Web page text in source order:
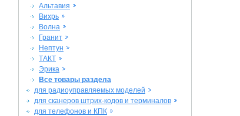
Альтавия
Вихрь
Волна
Гранит
Нептун
ТАКТ
Эрика
Все товары раздела
для радиоуправляемых моделей
для сканеров штрих-кодов и терминалов
для телефонов и КПК